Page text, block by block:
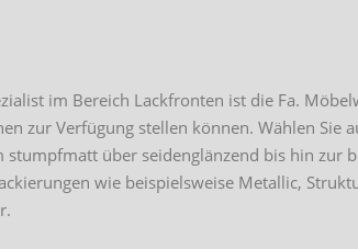
im Bereich Lackfronten ist die Fa.
zur Verfügung stellen können. Wählen Sie
stumpfmatt über seidenglänzend bis hin
wie beispielsweise Metallic,